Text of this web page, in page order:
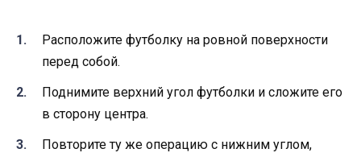
Расположите футболку на ровной поверхности
перед собой.
Поднимите верхний угол футболки и сложите его
в сторону центра.
Повторите ту же операцию с нижним углом,